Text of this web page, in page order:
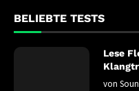
BELIEBTE TESTS
Lese
von